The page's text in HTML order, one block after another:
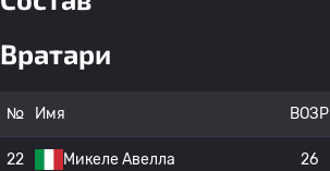
Вратари
№ Имя ВОЗР
22 Микеле Авелла 26